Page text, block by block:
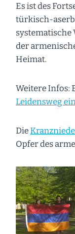
Es ist des
türkisch-
der
Heimat.
Weitere Infos:
Leidensweg
Die
Opfer des